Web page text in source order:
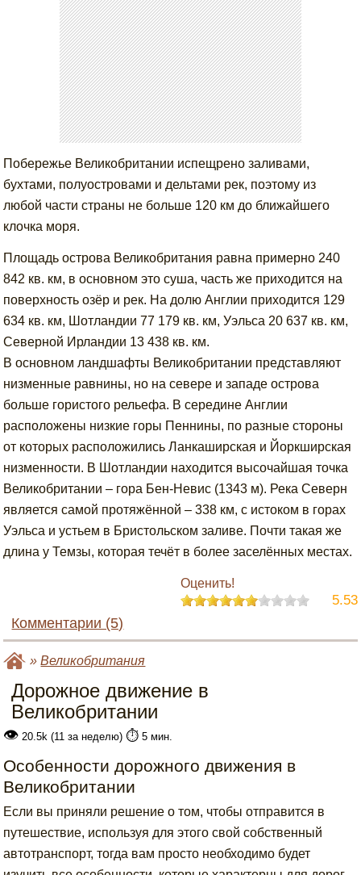
Побережье Великобритании испещрено заливами,
бухтами, полуостровами и дельтами рек, поэтому из
любой части страны не больше 120 км до ближайшего
клочка моря.
Площадь острова Великобритания равна примерно 240
842 кв. км, в основном это суша, часть же приходится на
поверхность озёр и рек. На долю Англии приходится 129
634 кв. км, Шотландии 77 179 кв. км, Уэльса 20 637 кв. км,
Северной Ирландии 13 438 кв. км.
В основном ландшафты Великобритании представляют
низменные равнины, но на севере и западе острова
больше гористого рельефа. В середине Англии
расположены низкие горы Пеннины, по разные стороны
от которых расположились Ланкаширская и Йоркширская
низменности. В Шотландии находится высочайшая точка
Великобритании – гора Бен-Невис (1343 м). Река Северн
является самой протяжённой – 338 км, с истоком в горах
Уэльса и устьем в Бристольском заливе. Почти такая же
длина у Темзы, которая течёт в более заселённых местах.
Оценить!
5.53
Комментарии (5)
»Великобритания
Дорожное движение в
Великобритании
👁 20.5k (11 за неделю) ⏱️ 5 мин.
Особенности дорожного движения в
Великобритании
Если вы приняли решение о том, чтобы отправится в
путешествие, используя для этого свой собственный
автотранспорт, тогда вам просто необходимо будет